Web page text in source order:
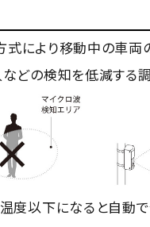
により移動中の車
どの検知を低減する
度以下になると自動